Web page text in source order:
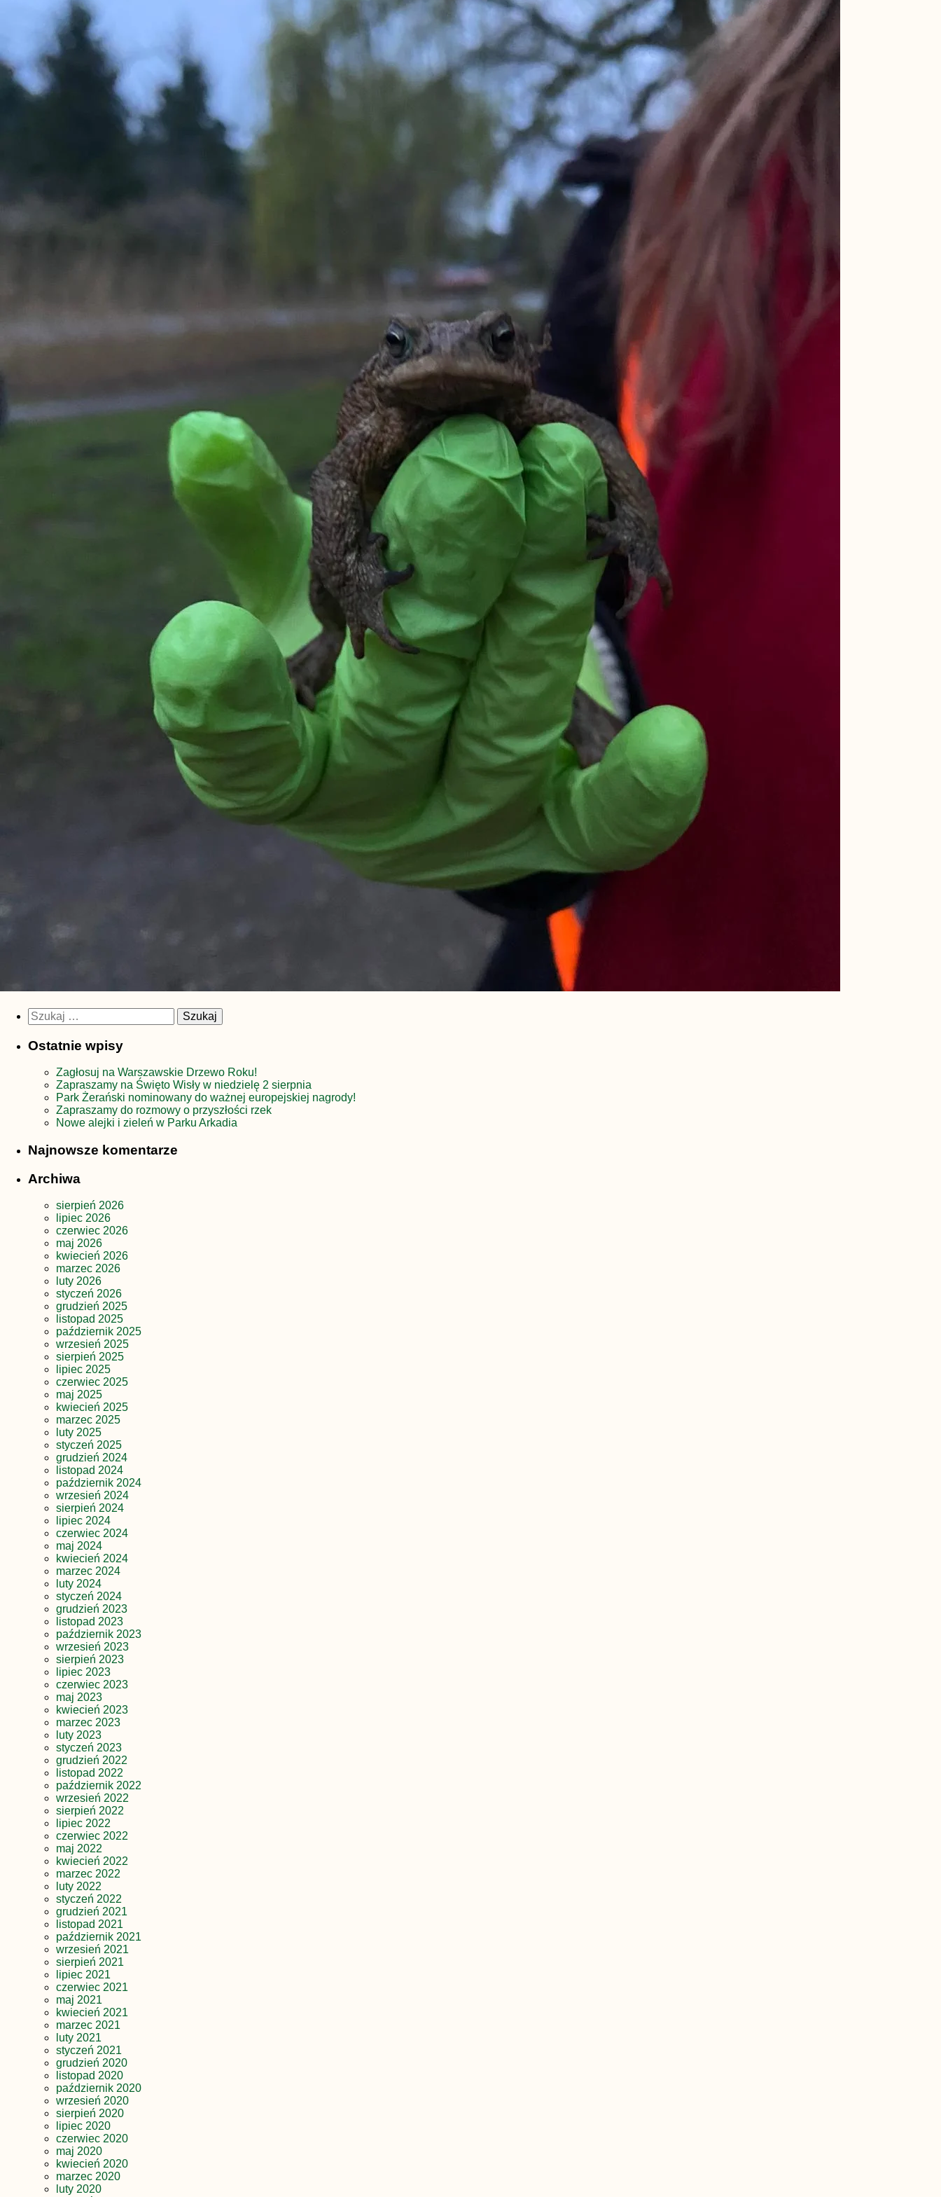
Szukaj:
Ostatnie wpisy
Zagłosuj na Warszawskie Drzewo Roku!
Zapraszamy na Święto Wisły w niedzielę 2 sierpnia
Park Żerański nominowany do ważnej europejskiej nagrody!
Zapraszamy do rozmowy o przyszłości rzek
Nowe alejki i zieleń w Parku Arkadia
Najnowsze komentarze
Archiwa
sierpień 2026
lipiec 2026
czerwiec 2026
maj 2026
kwiecień 2026
marzec 2026
luty 2026
styczeń 2026
grudzień 2025
listopad 2025
październik 2025
wrzesień 2025
sierpień 2025
lipiec 2025
czerwiec 2025
maj 2025
kwiecień 2025
marzec 2025
luty 2025
styczeń 2025
grudzień 2024
listopad 2024
październik 2024
wrzesień 2024
sierpień 2024
lipiec 2024
czerwiec 2024
maj 2024
kwiecień 2024
marzec 2024
luty 2024
styczeń 2024
grudzień 2023
listopad 2023
październik 2023
wrzesień 2023
sierpień 2023
lipiec 2023
czerwiec 2023
maj 2023
kwiecień 2023
marzec 2023
luty 2023
styczeń 2023
grudzień 2022
listopad 2022
październik 2022
wrzesień 2022
sierpień 2022
lipiec 2022
czerwiec 2022
maj 2022
kwiecień 2022
marzec 2022
luty 2022
styczeń 2022
grudzień 2021
listopad 2021
październik 2021
wrzesień 2021
sierpień 2021
lipiec 2021
czerwiec 2021
maj 2021
kwiecień 2021
marzec 2021
luty 2021
styczeń 2021
grudzień 2020
listopad 2020
październik 2020
wrzesień 2020
sierpień 2020
lipiec 2020
czerwiec 2020
maj 2020
kwiecień 2020
marzec 2020
luty 2020